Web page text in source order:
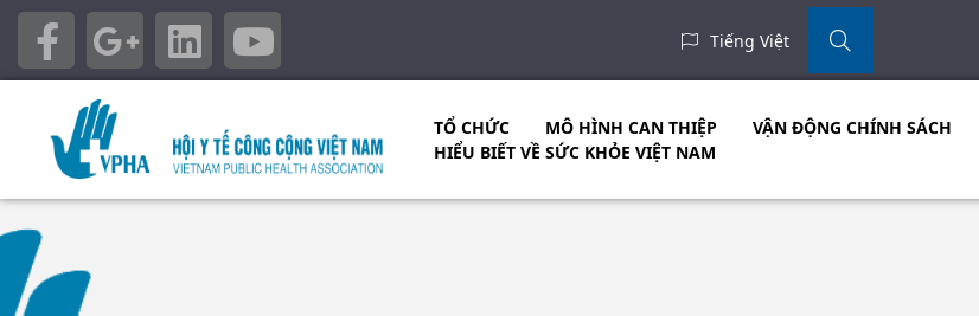
Tiếng Việt
TỔ CHỨC MÔ HÌNH CAN THIỆP VẬN ĐỘNG CHÍNH SÁCH
HIỂU BIẾT VỀ SỨC KHỎE VIỆT NAM